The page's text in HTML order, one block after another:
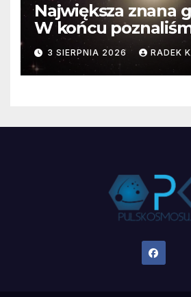
Największa znana
W końcu
faktyczne wymiary
3 SIERPNIA 2026 RADEK